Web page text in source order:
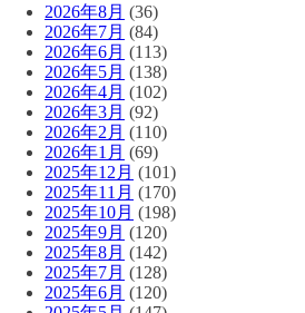
2026年8月 (36)
2026年7月 (84)
2026年6月 (113)
2026年5月 (138)
2026年4月 (102)
2026年3月 (92)
2026年2月 (110)
2026年1月 (69)
2025年12月 (101)
2025年11月 (170)
2025年10月 (198)
2025年9月 (120)
2025年8月 (142)
2025年7月 (128)
2025年6月 (120)